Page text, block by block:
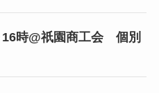
時@祇園商工会 個別